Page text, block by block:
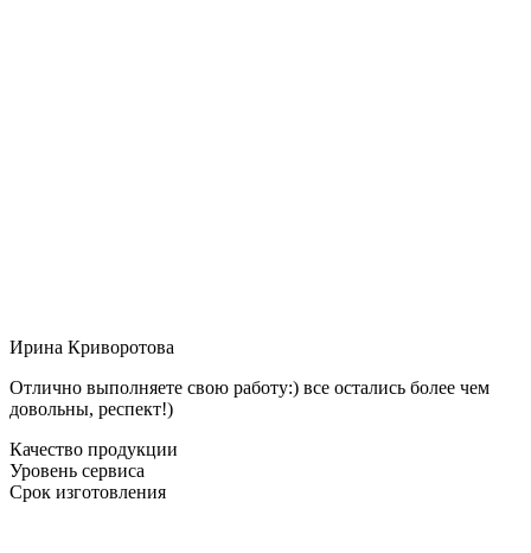
Ирина Криворотова
Отлично выполняете свою работу:) все остались более чем
довольны, респект!)
Качество продукции
Уровень сервиса
Срок изготовления